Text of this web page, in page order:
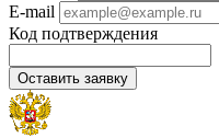
E-mail
Код подтверждения
Оставить заявку